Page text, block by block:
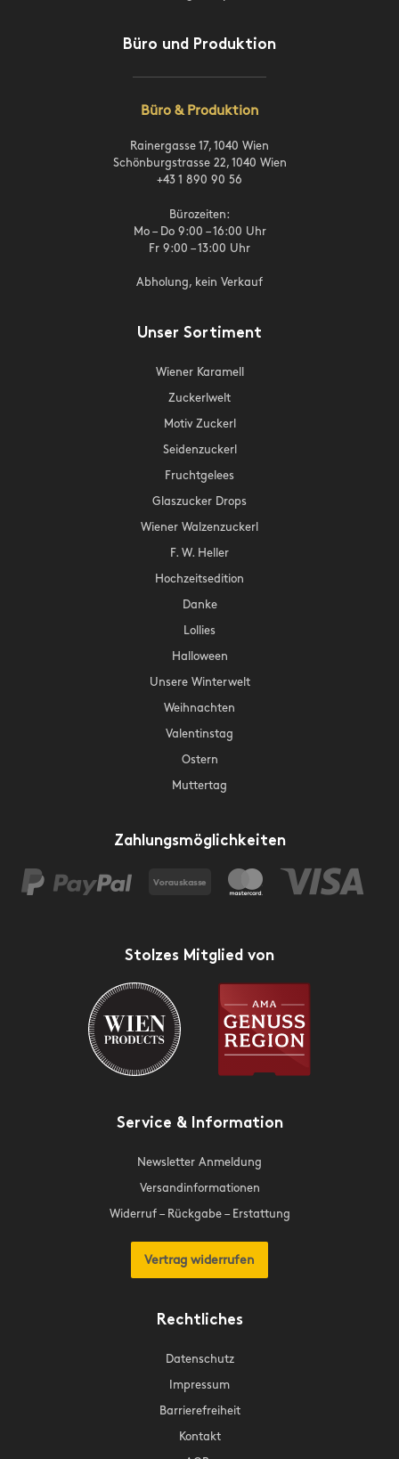
Büro und Produktion
Büro & Produktion
Rainergasse 17, 1040 Wien
Schönburgstrasse 22, 1040 Wien
+43 1 890 90 56
Bürozeiten:
Mo – Do 9:00 – 16:00 Uhr
Fr 9:00 – 13:00 Uhr
Abholung, kein Verkauf
Unser Sortiment
Wiener Karamell
Zuckerlwelt
Motiv Zuckerl
Seidenzuckerl
Fruchtgelees
Glaszucker Drops
Wiener Walzenzuckerl
F. W. Heller
Hochzeitsedition
Danke
Lollies
Halloween
Unsere Winterwelt
Weihnachten
Valentinstag
Ostern
Muttertag
Zahlungsmöglichkeiten
Stolzes Mitglied von
Service & Information
Newsletter Anmeldung
Versandinformationen
Widerruf – Rückgabe – Erstattung
Vertrag widerrufen
Rechtliches
Datenschutz
Impressum
Barrierefreiheit
Kontakt